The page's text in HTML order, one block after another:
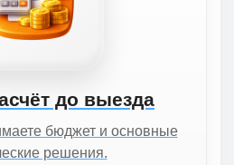
до выезда
бюджет и основные
решения.